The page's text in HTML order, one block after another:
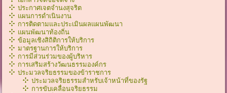
ประกาศเจตจำนงสุจริต
แผนการดำเนินงาน
การติดตามและประเมินผลแผนพัฒนา
แผนพัฒนาท้องถิ่น
ข้อมูลเชิงสิถิติการให้บริการ
มาตรฐานการให้บริการ
การมีส่วนร่วมของผู้บริหาร
การเสริมสร้างวัฒนธรรมองค์กร
ประมวลจริยธรรมของข้าราชการ
ประมวลจริยธรรมสำหรับเจ้าหน้าที่ของรัฐ
การขับเคลื่อนจริยธรรม